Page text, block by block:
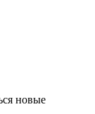
новые